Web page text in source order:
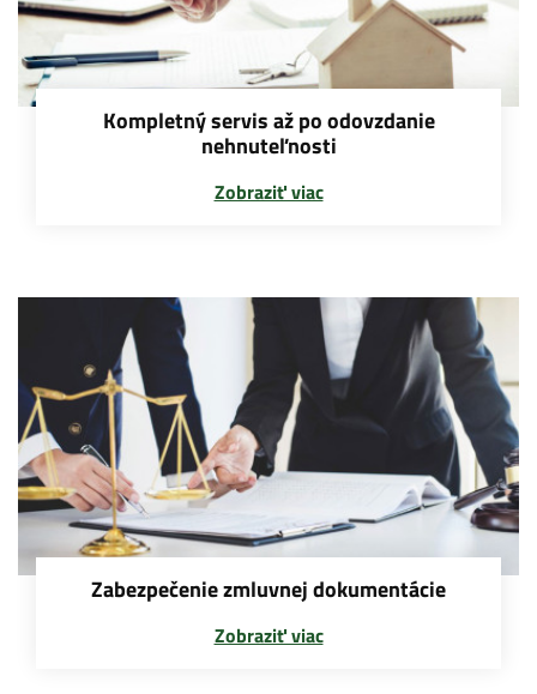
Kompletný servis až po odovzdanie
nehnuteľnosti
Zobraziť viac
Zabezpečenie zmluvnej dokumentácie
Zobraziť viac